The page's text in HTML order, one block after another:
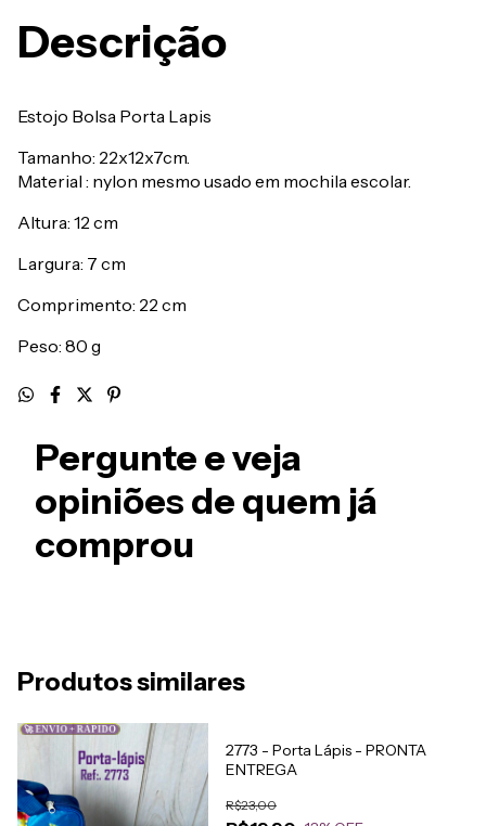
Descrição
Estojo Bolsa Porta Lapis
Tamanho: 22x12x7cm.
Material : nylon mesmo usado em mochila escolar.
Altura: 12 cm
Largura: 7 cm
Comprimento: 22 cm
Peso: 80 g
Pergunte e veja
opiniões de quem já
comprou
Produtos similares
🚀 ENVIO + RÁPIDO
2773 - Porta Lápis - PRONTA
ENTREGA
R$23,00